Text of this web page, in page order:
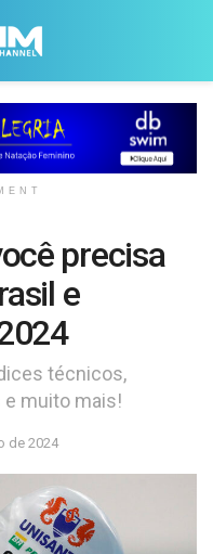
precisa
e
técnicos,
muito mais!
de 2024